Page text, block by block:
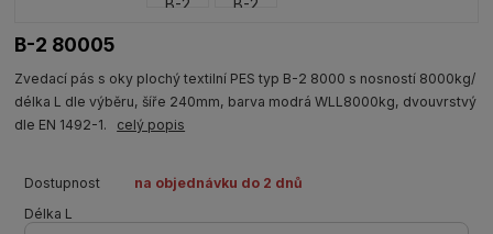
B-2 80005
Zvedací pás s oky plochý textilní PES typ B-2 8000 s nosností 8000kg/
délka L dle výběru, šíře 240mm, barva modrá WLL8000kg, dvouvrstvý
dle EN 1492-1. celý popis
Dostupnost
na objednávku do 2 dnů
Délka L